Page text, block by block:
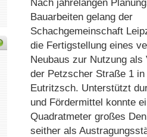
Nach jahrelangen
Bauarbeiten gelang der
Schachgemeinschaft
die Fertigstellung eines
Neubaus zur Nutzung als
der Petzscher Straße 1
Eutritzsch. Unterstützt
und Fördermittel konnte
Quadratmeter großes
seither als